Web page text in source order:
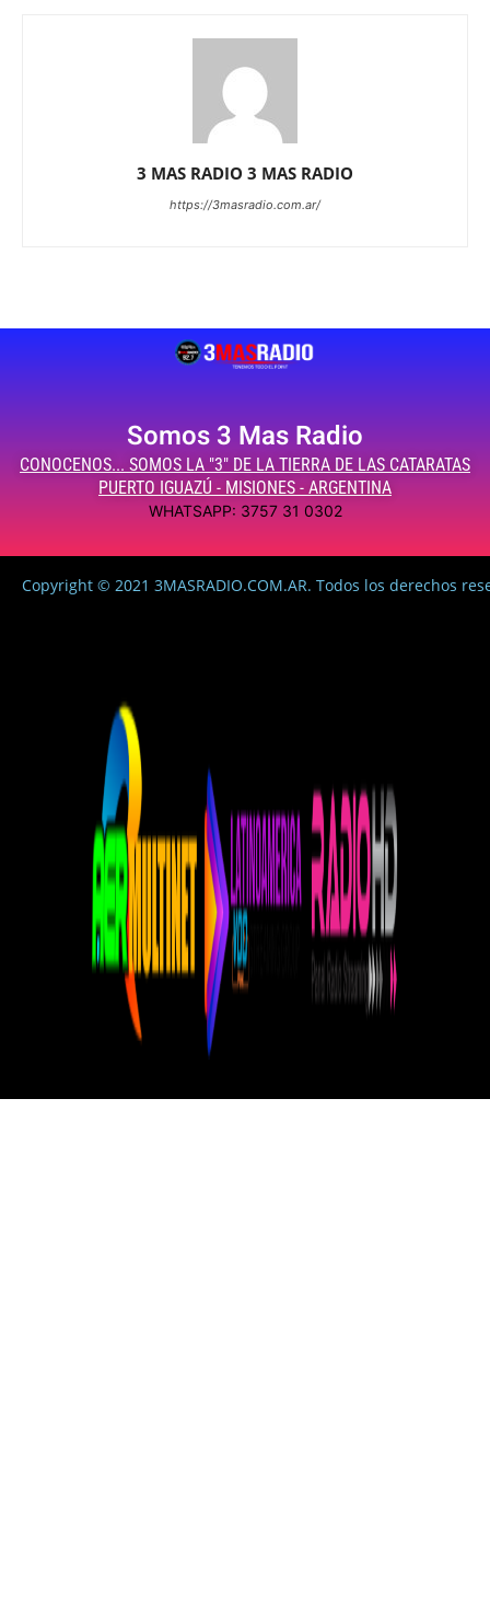
3 MAS RADIO 3 MAS RADIO
https://3masradio.com.ar/
Somos 3 Mas Radio
CONOCENOS... SOMOS LA "3" DE LA TIERRA DE LAS CATARATAS
PUERTO IGUAZÚ - MISIONES - ARGENTINA
WHATSAPP: 3757 31 0302
Copyright © 2021 3MASRADIO.COM.AR. Todos los derechos